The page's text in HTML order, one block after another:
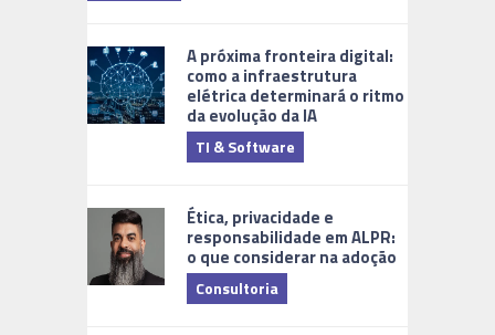
A próxima fronteira digital:
como a infraestrutura
elétrica determinará o ritmo
da evolução da IA
TI & Software
Ética, privacidade e
responsabilidade em ALPR:
o que considerar na adoção
Consultoria